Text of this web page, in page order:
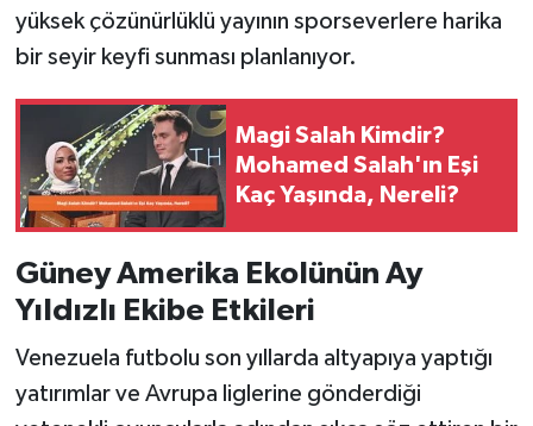
yüksek çözünürlüklü yayının sporseverlere harika
bir seyir keyfi sunması planlanıyor.
Magi Salah Kimdir?
Mohamed Salah'ın Eşi
Kaç Yaşında, Nereli?
Güney Amerika Ekolünün Ay
Yıldızlı Ekibe Etkileri
Venezuela futbolu son yıllarda altyapıya yaptığı
yatırımlar ve Avrupa liglerine gönderdiği